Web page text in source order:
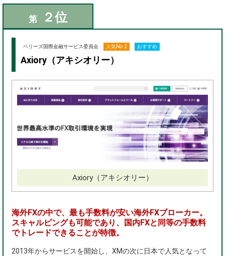
第 ２位
ベリーズ国際金融サービス委員会 人気No.2 おすすめ
Axiory（アキシオリー）
Axiory（アキシオリー）
海外FXの中で、最も手数料が安い海外FXブローカー。
スキャルピングも可能であり、国内FXと同等の手数料
でトレードできることが特徴。
2013年からサービスを開始し、XMの次に日本で人気となって